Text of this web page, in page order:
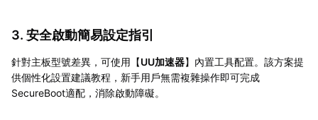
3. 安全啟動簡易設定指引
針對主板型號差異，可使用【UU加速器】內置工具配置。該方案提
供個性化設置建議教程，新手用戶無需複雜操作即可完成
SecureBoot適配，消除啟動障礙。